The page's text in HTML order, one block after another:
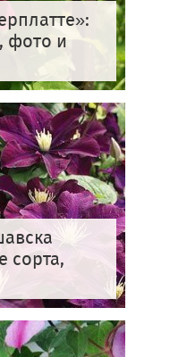
фото и
сорта,